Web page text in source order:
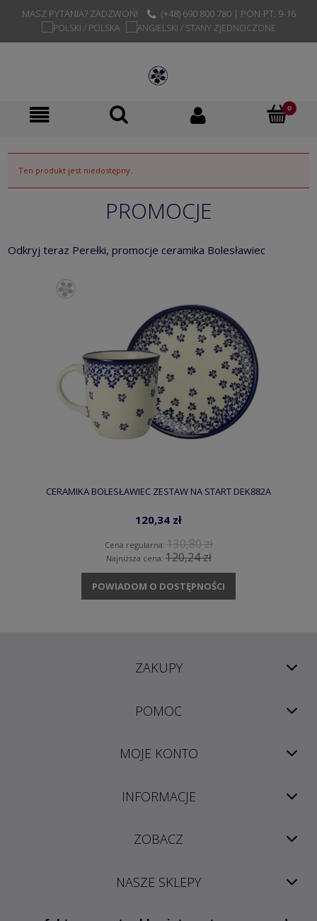
MASZ PYTANIA? ZADZWOŃ! (+48) 690 800 780 | PON-PT. 9-16
Ten produkt jest niedostępny.
PROMOCJE
Odkryj teraz Perełki, promocje ceramika Bolesławiec
CERAMIKA BOLESŁAWIEC ZESTAW NA START DEK882A
120,34 zł
Cena regularna: 130,80 zł
Najniższa cena:120,24 zł
POWIADOM O DOSTĘPNOŚCI
ZAKUPY
POMOC
MOJE KONTO
INFORMACJE
ZOBACZ
NASZE SKLEPY